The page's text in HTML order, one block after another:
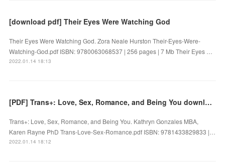
[download pdf] Their Eyes Were Watching God
Their Eyes Were Watching God. Zora Neale Hurston Their-Eyes-Were-
Watching-God.pdf ISBN: 9780063068537 | 256 pages | 7 Mb Their Eyes …
2022.01.14 18:13
[PDF] Trans+: Love, Sex, Romance, and Being You download
Trans+: Love, Sex, Romance, and Being You. Kathryn Gonzales MBA,
Karen Rayne PhD Trans-Love-Sex-Romance.pdf ISBN: 9781433829833 |…
2022.01.14 18:12